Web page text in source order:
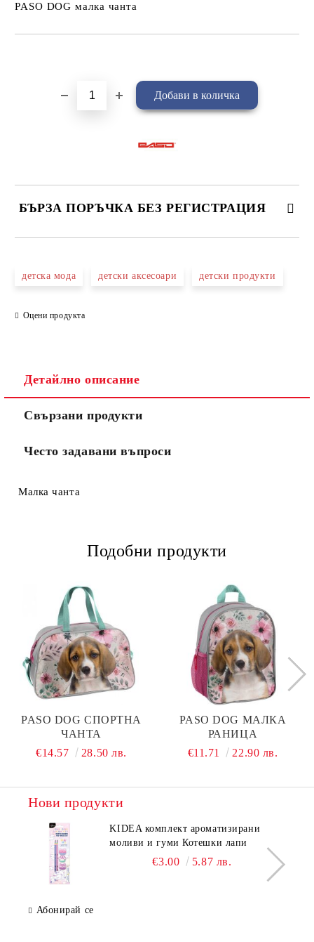
PASO DOG малка чанта
БЪРЗА ПОРЪЧКА БЕЗ РЕГИСТРАЦИЯ
Съгласен съм с
Ние ще се свържем с вас в рамките на работния ден.
детска мода детски аксесоари детски продукти
Оцени продукта
Детайлно описание
Свързани продукти
Често задавани въпроси
Малка чанта
Подобни продукти
PASO DOG СПОРТНА
ЧАНТА
€14.57
28.50 лв.
PASO DOG МАЛКА
РАНИЦА
€11.71
22.90 лв.
Нови продукти
KIDEA комплект ароматизирани
моливи и гуми Котешки лапи
€3.00 5.87 лв.
Абонирай се